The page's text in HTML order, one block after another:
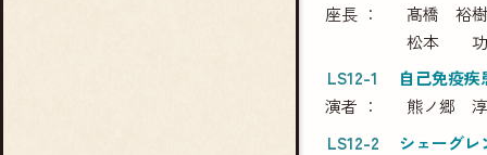
座長
髙橋 裕樹
松本 功
LS12-1
自己免疫
演者
熊ノ郷 淳
LS12-2
シェーグレ